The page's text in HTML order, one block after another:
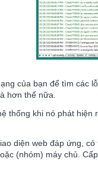
của bạn để tìm các
hơn thế nữa.
thống khi nó phát
diện web đáp ứng,
(nhóm) máy chủ.